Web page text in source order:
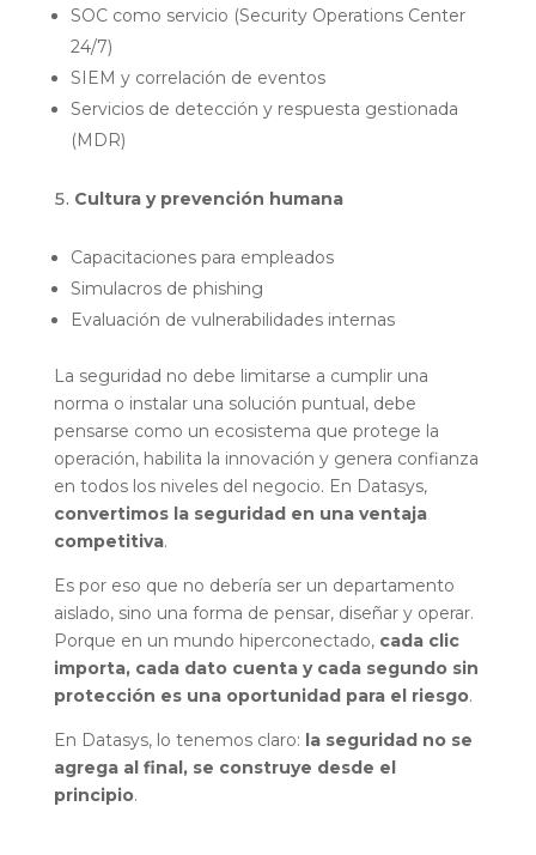
SOC como servicio (Security Operations Center
24/7)
SIEM y correlación de eventos
Servicios de detección y respuesta gestionada
(MDR)
Cultura y prevención humana
Capacitaciones para empleados
Simulacros de phishing
Evaluación de vulnerabilidades internas
La seguridad no debe limitarse a cumplir una
norma o instalar una solución puntual, debe
pensarse como un ecosistema que protege la
operación, habilita la innovación y genera confianza
en todos los niveles del negocio. En Datasys,
convertimos la seguridad en una ventaja
competitiva.
Es por eso que no debería ser un departamento
aislado, sino una forma de pensar, diseñar y operar.
Porque en un mundo hiperconectado, cada clic
importa, cada dato cuenta y cada segundo sin
protección es una oportunidad para el riesgo.
En Datasys, lo tenemos claro: la seguridad no se
agrega al final, se construye desde el
principio.